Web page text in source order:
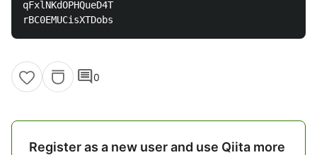
qFxlNKdOPHQueD4T
comment0
Register as a new user and use Qiita more